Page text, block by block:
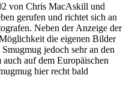
von Chris MacAskill und
gerufen und richtet sich an
Neben der Anzeige der
die eigenen Bilder
jedoch sehr an den
auf dem Europäischen
hier recht bald